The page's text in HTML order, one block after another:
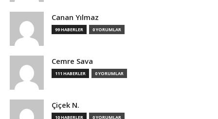
Canan Yılmaz
99 HABERLER 0 YORUMLAR
Cemre Sava
111 HABERLER 0 YORUMLAR
Çiçek N.
10 HABERLER 0 YORUMLAR